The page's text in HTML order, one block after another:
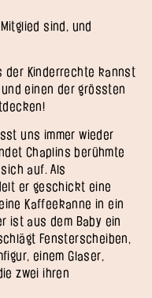
sind, und
der Kinderrechte kannst
einen der grössten
uns immer wieder
Chaplins berühmte
auf. Als
er geschickt eine
Kaffeekanne in ein
ist aus dem Baby ein
Fensterscheiben,
einem Glaser,
zwei ihren